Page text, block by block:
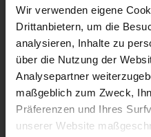
Wir verwenden eigene
Drittanbietern, um die
analysieren, Inhalte zu
über die Nutzung der
Analysepartner
maßgeblich zum Zweck,
Präferenzen und Ihres
unserer Website
DIENSTLEISTUNGEN
Maximale